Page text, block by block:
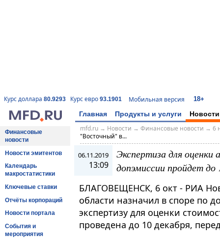
Курс доллара 80.9293 Курс евро 93.1901 Мобильная версия 18+
Главная Продукты и услуги Новости
Финансовые
новости
Новости эмитентов
Календарь
макростатистики
Ключевые ставки
Отчёты корпораций
Новости портала
События и
мероприятия
mfd.ru→ Новости → Финансовые новости → 6
"Восточный" в...
06.11.2019
13:09
Экспертиза для оценки
допэмиссии пройдет до
БЛАГОВЕЩЕНСК, 6 окт - РИА
области назначил в споре по
экспертизу для оценки
проведена до 10 декабря,